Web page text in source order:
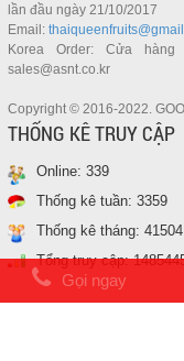
lần đầu ngày 21/10/2017
Email:
Korea Order: Cửa
sales@asnt.co.kr
Copyright © 2016-2022.
THỐNG KÊ TRUY CẬP
Online: 339
Thống kê tuần: 3359
Thống kê tháng: 41504
Tổng truy cập:
Gọi ngay